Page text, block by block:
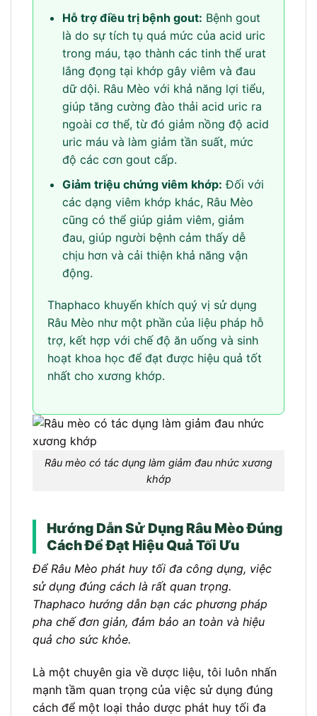
Hỗ trợ điều trị bệnh gout: Bệnh gout
là do sự tích tụ quá mức của acid uric
trong máu, tạo thành các tinh thể urat
lắng đọng tại khớp gây viêm và đau
dữ dội. Râu Mèo với khả năng lợi tiểu,
giúp tăng cường đào thải acid uric ra
ngoài cơ thể, từ đó giảm nồng độ acid
uric máu và làm giảm tần suất, mức
độ các cơn gout cấp.
Giảm triệu chứng viêm khớp: Đối với
các dạng viêm khớp khác, Râu Mèo
cũng có thể giúp giảm viêm, giảm
đau, giúp người bệnh cảm thấy dễ
chịu hơn và cải thiện khả năng vận
động.
Thaphaco khuyến khích quý vị sử dụng
Râu Mèo như một phần của liệu pháp hỗ
trợ, kết hợp với chế độ ăn uống và sinh
hoạt khoa học để đạt được hiệu quả tốt
nhất cho xương khớp.
Râu mèo có tác dụng làm giảm đau nhức xương
khớp
Hướng Dẫn Sử Dụng Râu Mèo Đúng
Cách Để Đạt Hiệu Quả Tối Ưu
Để Râu Mèo phát huy tối đa công dụng, việc
sử dụng đúng cách là rất quan trọng.
Thaphaco hướng dẫn bạn các phương pháp
pha chế đơn giản, đảm bảo an toàn và hiệu
quả cho sức khỏe.
Là một chuyên gia về dược liệu, tôi luôn nhấn
mạnh tầm quan trọng của việc sử dụng đúng
cách để một loại thảo dược phát huy tối đa